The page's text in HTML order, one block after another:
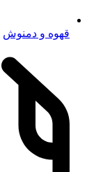
قهوه و دمنوش